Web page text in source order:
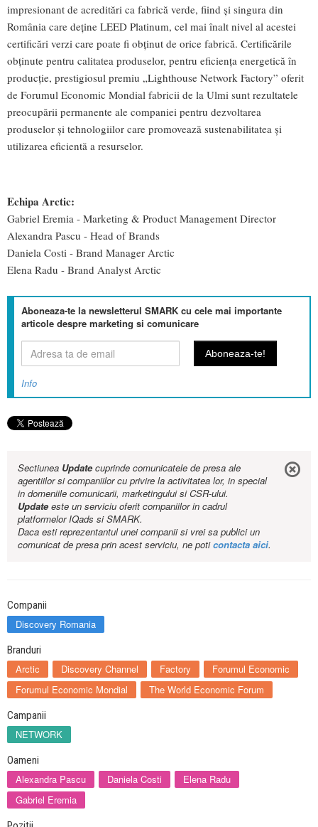
impresionant de acreditări ca fabrică verde, fiind și singura din
România care deține LEED Platinum, cel mai înalt nivel al acestei
certificări verzi care poate fi obținut de orice fabrică. Certificările
obținute pentru calitatea produselor, pentru eficiența energetică în
producție, prestigiosul premiu „Lighthouse Network Factory” oferit
de Forumul Economic Mondial fabricii de la Ulmi sunt rezultatele
preocupării permanente ale companiei pentru dezvoltarea
produselor și tehnologiilor care promovează sustenabilitatea și
utilizarea eficientă a resurselor.
Echipa Arctic:
Gabriel Eremia - Marketing & Product Management Director
Alexandra Pascu - Head of Brands
Daniela Costi - Brand Manager Arctic
Elena Radu - Brand Analyst Arctic
Aboneaza-te la newsletterul SMARK cu cele mai importante
articole despre marketing si comunicare
Info
Sectiunea Updatecuprinde comunicatele de presa ale
agentiilor si companiilor cu privire la activitatea lor, in special
in domeniile comunicarii, marketingului si CSR-ului.
Updateeste un serviciu oferit companiilor in cadrul
platformelor IQads si SMARK.
Daca esti reprezentantul unei companii si vrei sa publici un
comunicat de presa prin acest serviciu, ne poticontacta aici.
Companii
Discovery Romania
Branduri
Arctic Discovery Channel Factory
Forumul Economic
Forumul Economic Mondial
The World Economic Forum
Campanii
NETWORK
Oameni
Alexandra Pascu Daniela Costi
Elena Radu
Gabriel Eremia